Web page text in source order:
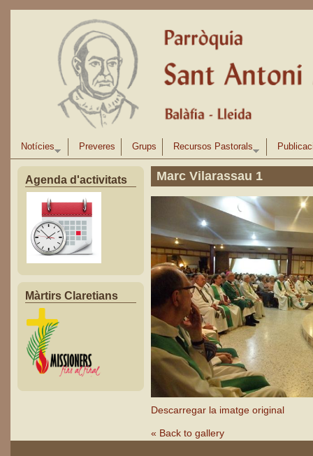
Notícies Preveres Grups Recursos Pastorals
Agenda d'activitats
Màrtirs Claretians
Marc Vilarassau 1
Descarregar la imatge original
« Back to gallery